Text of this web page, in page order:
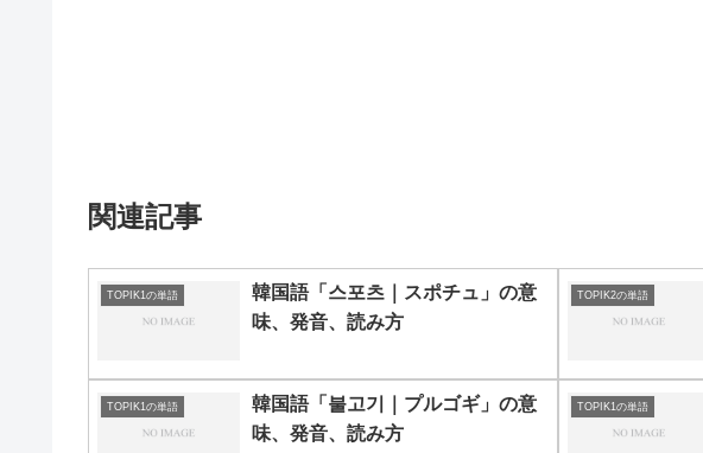
関連記事
TOPIK1の単語
韓国語「스포츠｜スポチュ」の意
味、発音、読み方
TOPIK2の単語
TOPIK1の単語
韓国語「불고기｜プルゴギ」の意
味、発音、読み方
TOPIK1の単語